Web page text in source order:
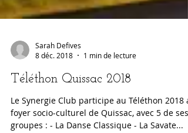
Sarah Defives
8 déc. 2018
1 min de lecture
Téléthon Quissac 2018
Le Synergie Club participe au Téléthon 2018